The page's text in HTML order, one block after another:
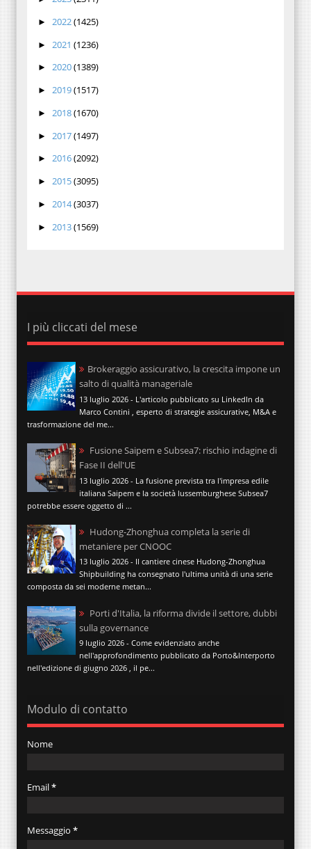
► 2022(1425)
► 2021 (1236)
► 2020(1389)
► 2019(1517)
► 2018(1670)
► 2017(1497)
► 2016(2092)
► 2015(3095)
► 2014(3037)
► 2013(1569)
I più cliccati del mese
Brokeraggio assicurativo, la crescita impone un
salto di qualità manageriale
13 luglio 2026 - L'articolo pubblicato su LinkedIn da
Marco Contini , esperto di strategie assicurative, M&A e
trasformazione del me...
Fusione Saipem e Subsea7: rischio indagine di
Fase II dell'UE
13 luglio 2026 - La fusione prevista tra l'impresa edile
italiana Saipem e la società lussemburghese Subsea7
potrebbe essere oggetto di ...
Hudong-Zhonghua completa la serie di
metaniere per CNOOC
13 luglio 2026 - Il cantiere cinese Hudong-Zhonghua
Shipbuilding ha consegnato l'ultima unità di una serie
composta da sei moderne metan...
Porti d'Italia, la riforma divide il settore, dubbi
sulla governance
9 luglio 2026 - Come evidenziato anche
nell'approfondimento pubblicato da Porto&Interporto
nell'edizione di giugno 2026 , il pe...
Modulo di contatto
Nome
Email*
Messaggio *